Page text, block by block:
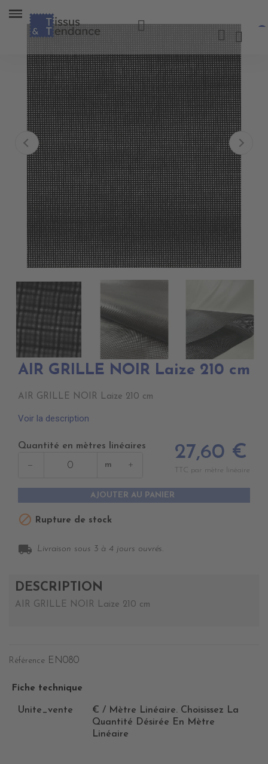
AIR GRILLE NOIR Laize 210 cm
AIR GRILLE NOIR Laize 210 cm
Voir la description
Quantité en mètres linéaires
− m +
27,60 €
TTC par mètre linéaire
AJOUTER AU PANIER
 Rupture de stock
local_shipping Livraison sous 3 à 4 jours ouvrés.
DESCRIPTION
AIR GRILLE NOIR Laize 210 cm
Référence EN080
Fiche technique
Unite_vente
€ / Mètre Linéaire. Choisissez La
Quantité Désirée En Mètre
Linéaire